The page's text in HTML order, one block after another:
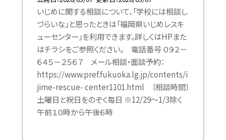
いじめに関する相談について、「学校には相談し
づらいな」と思ったときは「福岡県いじめレスキ
ューセンター」を利用できます。詳しくはHPまた
はチラシをご参照ください。 電話番号 ０９２－
６４５－２５６７ メール相談・面談予約：
https://www.pref.fukuoka.lg.jp/contents/i
jime-rescue- center1101.html 〔相談時間〕
土曜日と祝日をのぞく毎日 ※12/29～1/3除く
午前１０時から午後６時